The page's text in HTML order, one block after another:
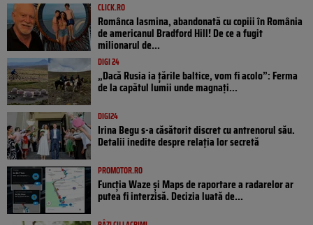
CLICK.RO
Românca Iasmina, abandonată cu copiii în România
de americanul Bradford Hill! De ce a fugit
milionarul de...
DIGI 24
„Dacă Rusia ia țările baltice, vom fi acolo”: Ferma
de la capătul lumii unde magnați...
DIGI24
Irina Begu s-a căsătorit discret cu antrenorul său.
Detalii inedite despre relația lor secretă
PROMOTOR.RO
Funcția Waze și Maps de raportare a radarelor ar
putea fi interzisă. Decizia luată de...